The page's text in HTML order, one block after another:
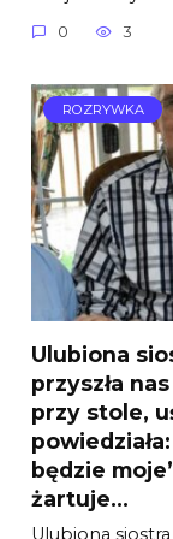
0 3
ROZRYWKA
Ulubiona
przyszła
przy stole,
będzie
żartuje…
Ulubiona